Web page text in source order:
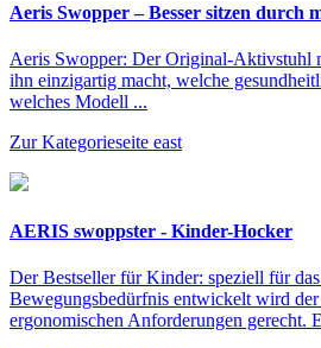
Aeris Swopper – Besser sitzen durch
Aeris Swopper: Der Original-Aktivstuhl
ihn einzigartig macht, welche
welches Modell ...
Zur Kategorieseite east
AERIS swoppster - Kinder-Hocker
Der Bestseller für Kinder: speziell für
Bewegungsbedürfnis entwickelt wird
ergonomischen Anforderungen gerecht.